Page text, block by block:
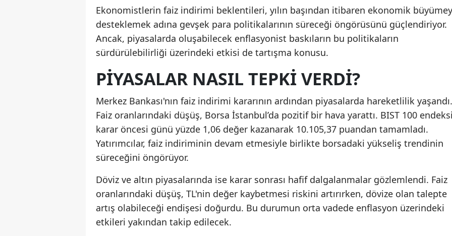
Ekonomistlerin faiz indirimi beklentileri, yılın başından itibaren ekonomik
desteklemek adına gevşek para politikalarının süreceği öngörüsünü güçlendiriyor.
Ancak, piyasalarda oluşabilecek enflasyonist baskıların bu politikaların
sürdürülebilirliği üzerindeki etkisi de tartışma konusu.
PIYASALAR NASIL TEPKI VERDI?
Merkez Bankası'nın faiz indirimi kararının ardından piyasalarda hareketlilik yaşandı.
Faiz oranlarındaki düşüş, Borsa İstanbul’da pozitif bir hava yarattı. BIST 100
karar öncesi günü yüzde 1,06 değer kazanarak 10.105,37 puandan tamamladı.
Yatırımcılar, faiz indiriminin devam etmesiyle birlikte borsadaki yükseliş trendinin
süreceğini öngörüyor.
Döviz ve altın piyasalarında ise karar sonrası hafif dalgalanmalar gözlemlendi. Faiz
oranlarındaki düşüş, TL'nin değer kaybetmesi riskini artırırken, dövize olan talepte
artış olabileceği endişesi doğurdu. Bu durumun orta vadede enflasyon üzerindeki
etkileri yakından takip edilecek.